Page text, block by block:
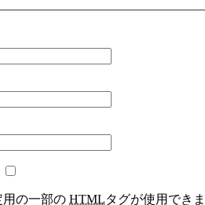
の一部の HTMLタグが使用でき